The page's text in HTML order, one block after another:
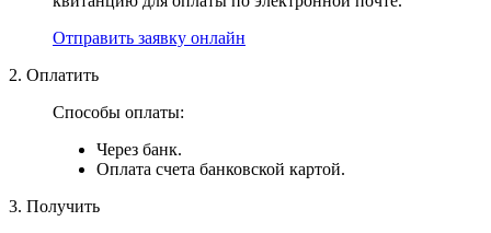
Отправить заявку онлайн
2. Оплатить
Способы оплаты:
Через банк.
Оплата счета банковской картой.
3. Получить